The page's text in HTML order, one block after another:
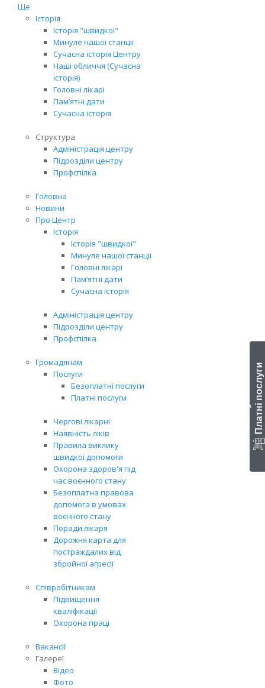
Ще
Історія
Історія "швидкої"
Минуле нашої станції
Сучасна історія Центру
Наші обличчя (Сучасна
історія)
Головні лікарі
Пам’ятні дати
Сучасна історія
Структура
Адміністрація центру
Підрозділи центру
Профспілка
Головна
Новини
Про Центр
Історія
Історія "швидкої"
Минуле нашої станції
Головні лікарі
Пам’ятні дати
Сучасна історія
Адміністрація центру
Підрозділи центру
Профспілка
Громадянам
Послуги
Безоплатні послуги
Платні послуги
Чергові лікарні
Наявність ліків
Правила виклику
швидкої допомоги
Охорона здоров'я під
час воєнного стану
Безоплатна правова
допомога в умовах
воєнного стану
Поради лікаря
Дорожня карта для
постраждалих від
збройної агресії
Співробітникам
Підвищення
кваліфікації
Охорона праці
Вакансії
Галереї
Відео
Фото
‹ Платні послуги